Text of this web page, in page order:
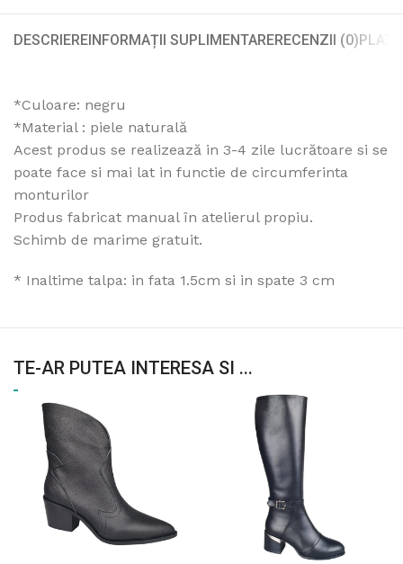
DESCRIEREINFORMAȚII SUPLIMENTARERECENZII (0)
*Culoare: negru
*Material : piele naturală
Acest produs se realizează in 3-4 zile lucrătoare si se
poate face si mai lat in functie de circumferinta
monturilor
Produs fabricat manual în atelierul propiu.
Schimb de marime gratuit.
* Inaltime talpa: in fata 1.5cm si in spate 3 cm
TE-AR PUTEA INTERESA SI ...